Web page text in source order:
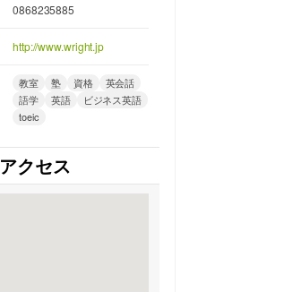
0868235885
http://www.wright.jp
教室 塾 資格
英会話
語学
英語
ビジネス英語
toeic
アクセス